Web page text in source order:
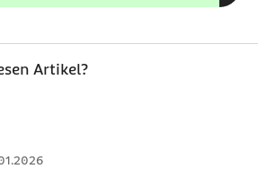
Artikel?
3 Sterne4 Sterne5 Sterne